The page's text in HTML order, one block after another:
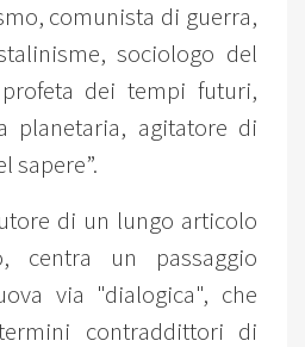
comunista di guerra,
sociologo del
dei tempi futuri,
planetaria, agitatore di
sapere”.
di un lungo articolo
centra un passaggio
via "dialogica", che
contraddittori di